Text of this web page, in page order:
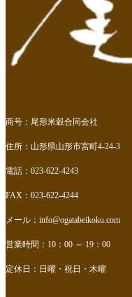
商号：尾形米穀合同会社
住所：山形県山形市宮町4-24-3
電話：023-622-4243
FAX：023-622-4244
メール： info@ogatabeikoku.com
営業時間：10：00 ～ 19：00
定休日：日曜・祝日・木曜